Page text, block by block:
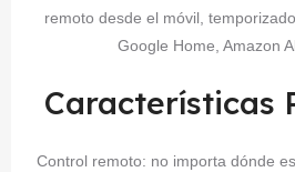
remoto desde el móvil,
Google Home, Amazon
Características
Control remoto: no importa dónde